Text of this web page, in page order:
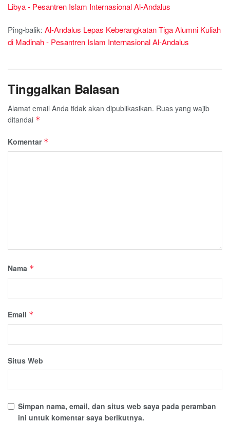
Libya - Pesantren Islam Internasional Al-Andalus
Ping-balik: Al-Andalus Lepas Keberangkatan Tiga Alumni Kuliah
di Madinah - Pesantren Islam Internasional Al-Andalus
Tinggalkan Balasan
Alamat email Anda tidak akan dipublikasikan. Ruas yang wajib
ditandai *
Komentar *
Nama *
Email *
Situs Web
Simpan nama, email, dan situs web saya pada peramban
ini untuk komentar saya berikutnya.